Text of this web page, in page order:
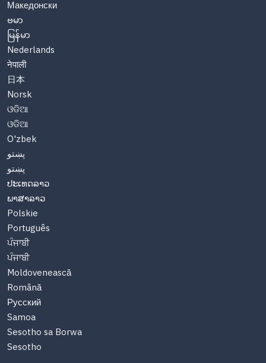
Македонски
ဗမာ
မြန်မာ
Nederlands
नेपाली
日本
Norsk
ଓଡିଆ
ଓଡିଆ
O'zbek
پښتو
پښتو
ປະເທດລາວ
ພາສາລາວ
Polskie
Português
ਪੰਜਾਬੀ
ਪੰਜਾਬੀ
Moldovenească
Română
Русский
Samoa
Sesotho sa Borwa
Sesotho